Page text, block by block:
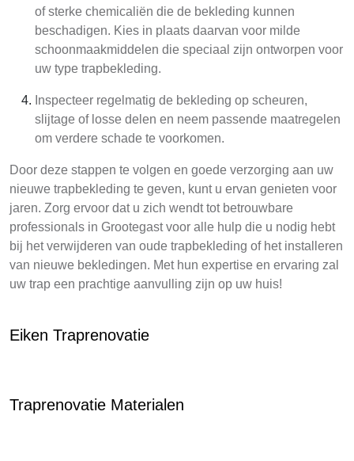
of sterke chemicaliën die de bekleding kunnen
beschadigen. Kies in plaats daarvan voor milde
schoonmaakmiddelen die speciaal zijn ontworpen voor
uw type trapbekleding.
Inspecteer regelmatig de bekleding op scheuren,
slijtage of losse delen en neem passende maatregelen
om verdere schade te voorkomen.
Door deze stappen te volgen en goede verzorging aan uw
nieuwe trapbekleding te geven, kunt u ervan genieten voor
jaren. Zorg ervoor dat u zich wendt tot betrouwbare
professionals in Grootegast voor alle hulp die u nodig hebt
bij het verwijderen van oude trapbekleding of het installeren
van nieuwe bekledingen. Met hun expertise en ervaring zal
uw trap een prachtige aanvulling zijn op uw huis!
Eiken Traprenovatie
Traprenovatie Materialen